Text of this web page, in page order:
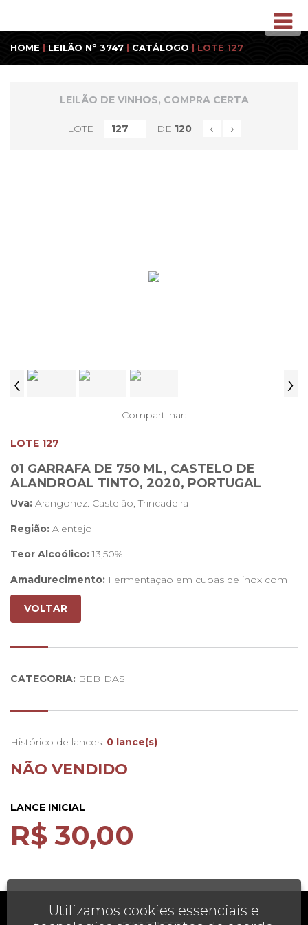
HOME | LEILÃO Nº 3747 | CATÁLOGO | LOTE 127
LEILÃO DE VINHOS, COMPRA CERTA
LOTE DE 120 ‹ ›
‹ ›
Compartilhar:
LOTE 127
01 GARRAFA DE 750 ML, CASTELO DE
ALANDROAL TINTO, 2020, PORTUGAL
Uva: Arangonez. Castelão, Trincadeira
Região: Alentejo
Teor Alcoólico:13,50%
Amadurecimento: Fermentação em cubas de inox com
temperatura controlada a 24°C
Boca:
Paladar agradável, taninos redondos que lhe
silvestres
VOLTAR
CATEGORIA: BEBIDAS
Histórico de lances: 0 lance(s)
NÃO VENDIDO
LANCE INICIAL
R$ 30,00
AJUDA
Utilizamos cookies essenciais e